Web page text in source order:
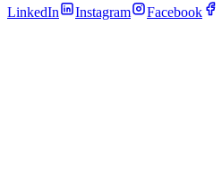
LinkedIn
Instagram Facebook